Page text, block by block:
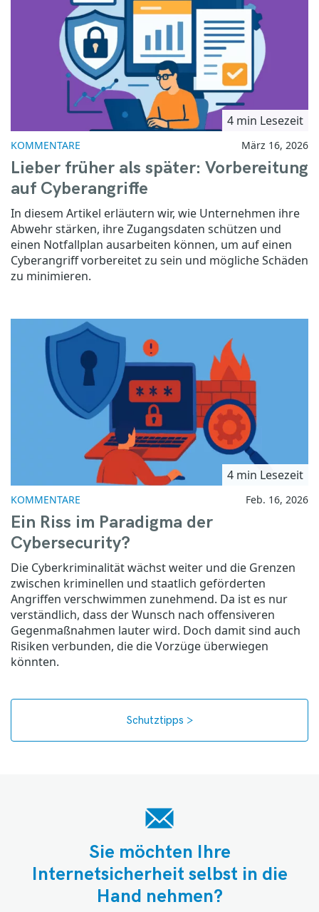
4 min Lesezeit
März 16, 2026
KOMMENTARE
Lieber früher als später: Vorbereitung
auf Cyberangriffe
In diesem Artikel erläutern wir, wie Unternehmen ihre
Abwehr stärken, ihre Zugangsdaten schützen und
einen Notfallplan ausarbeiten können, um auf einen
Cyberangriff vorbereitet zu sein und mögliche Schäden
zu minimieren.
4 min Lesezeit
Feb. 16, 2026
KOMMENTARE
Ein Riss im Paradigma der
Cybersecurity?
Die Cyberkriminalität wächst weiter und die Grenzen
zwischen kriminellen und staatlich geförderten
Angriffen verschwimmen zunehmend. Da ist es nur
verständlich, dass der Wunsch nach offensiveren
Gegenmaßnahmen lauter wird. Doch damit sind auch
Risiken verbunden, die die Vorzüge überwiegen
könnten.
Schutztipps >
Sie möchten Ihre
Internetsicherheit selbst in die
Hand nehmen?